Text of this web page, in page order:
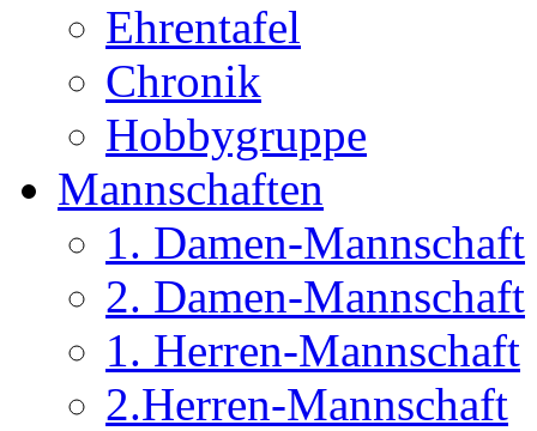
Ehrentafel
Chronik
Hobbygruppe
Mannschaften
1. Damen-Mannschaft
2. Damen-Mannschaft
1. Herren-Mannschaft
2.Herren-Mannschaft